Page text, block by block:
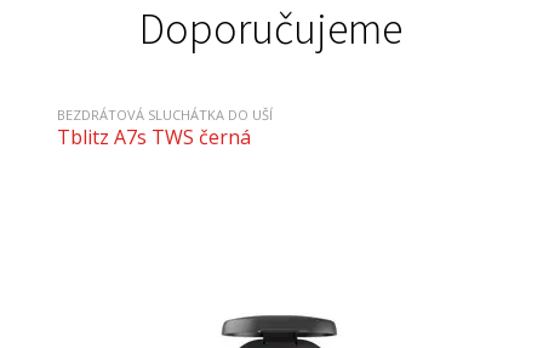
Doporučujeme
BEZDRÁTOVÁ SLUCHÁTKA DO UŠÍ
Tblitz A7s TWS černá